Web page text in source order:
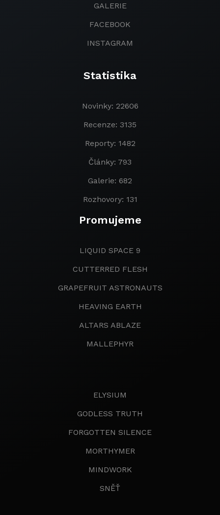
GALERIE
FACEBOOK
INSTAGRAM
Statistika
Novinky: 22606
Recenze: 3135
Reporty: 1482
Články: 793
Galerie: 682
Rozhovory: 131
Promujeme
LIQUID SPACE 9
CUTTERRED FLESH
GRAPEFRUIT ASTRONAUTS
HEAVING EARTH
ALTARS ABLAZE
MALLEPHYR
ELYSIUM
GODLESS TRUTH
FORGOTTEN SILENCE
MORTHYMER
MINDWORK
SNĚŤ